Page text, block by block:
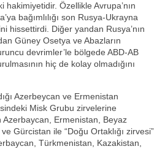
hakimiyetidir. Özellikle Avrupa’nın
bağımlılığı son Rusya-Ukrayna
hissettirdi. Diğer yandan Rusya’nın
Güney Osetya ve Abazların
devrimler’le bölgede ABD-AB
hiç de kolay olmadığını
Azerbeycan ve Ermenistan
Misk Grubu zirvelerine
Azerbaycan, Ermenistan, Beyaz
Gürcistan ile “Doğu Ortaklığı zirvesi”
Türkmenistan, Kazakistan,